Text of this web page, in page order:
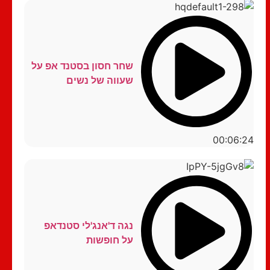
00:06:24
שחר חסון בסטנד אפ על
שעווה של נשים
נגה ד'אנג'לי סטנדאפ
על חופשות